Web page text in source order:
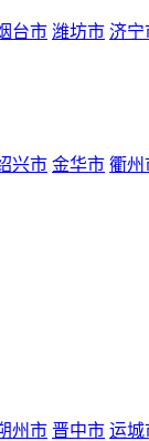
台市 潍坊市 济宁
兴市 金华市 衢州
州市 晋中市 运城